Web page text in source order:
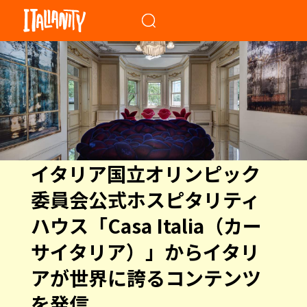
イタリア国立オリンピック
委員会公式ホスピタリティ
ハウス「Casa Italia（カー
サイタリア）」からイタリ
アが世界に誇るコンテンツ